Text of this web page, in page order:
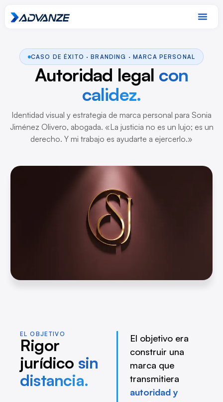
CASO DE ÉXITO · BRANDING · MARCA PERSONAL
Autoridad legal con
calidez.
Identidad visual y estrategia de marca personal para Sonia
Jiménez Olivero, abogada. «La justicia no es un lujo; es un
derecho. Y mi trabajo es ayudarte a ejercerlo.»
EL OBJETIVO
Rigor
jurídico sin
distancia.
El objetivo era
construir una
marca que
transmitiera
autoridad y